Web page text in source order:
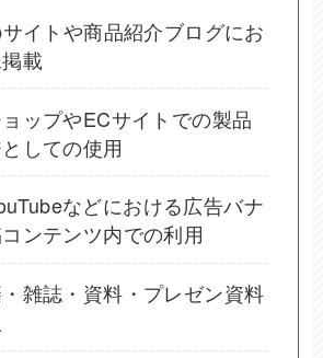
イトや商品紹介ブログにお
載
ップやECサイトでの製品
しての使用
などにおける広告バナ
ンテンツ内での利用
雑誌・資料・プレゼン資料